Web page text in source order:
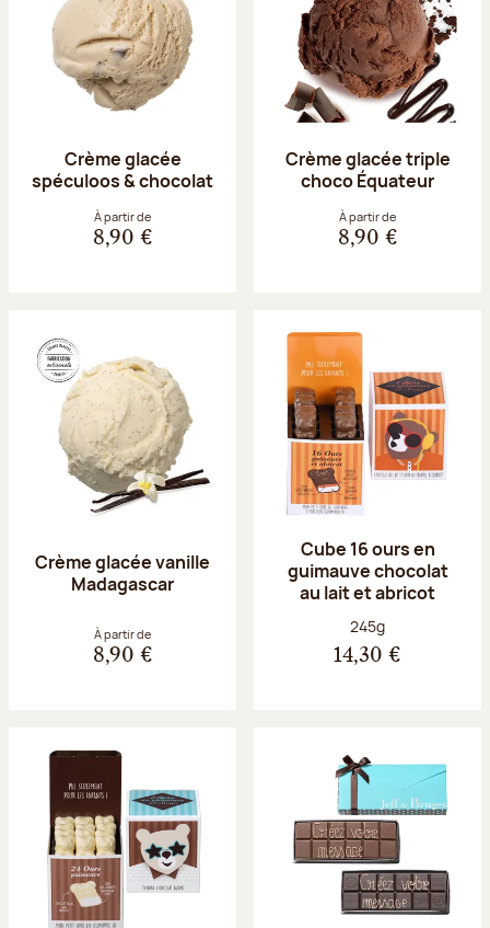
Crème glacée
spéculoos & chocolat
À partir de
8,90 €
Crème glacée triple
choco Équateur
À partir de
8,90 €
Crème glacée vanille
Madagascar
À partir de
8,90 €
Cube 16 ours en
guimauve chocolat
au lait et abricot
Poids net :
245g
14,30 €